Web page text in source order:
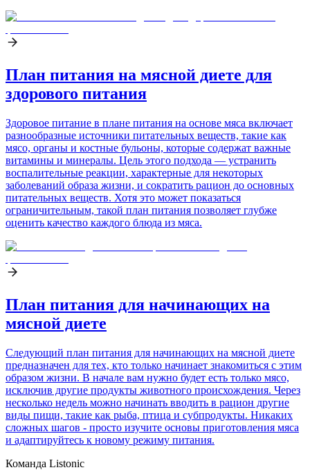
План питания на мясной диете для
здорового питания
Здоровое питание в плане питания на основе мяса включает
разнообразные источники питательных веществ, такие как
мясо, органы и костные бульоны, которые содержат важные
витамины и минералы. Цель этого подхода — устранить
воспалительные реакции, характерные для некоторых
заболеваний образа жизни, и сократить рацион до основных
питательных веществ. Хотя это может показаться
ограничительным, такой план питания позволяет глубже
оценить качество каждого блюда из мяса.
План питания для начинающих на
мясной диете
Следующий план питания для начинающих на мясной диете
предназначен для тех, кто только начинает знакомиться с этим
образом жизни. В начале вам нужно будет есть только мясо,
исключив другие продукты животного происхождения. Через
несколько недель можно начинать вводить в рацион другие
виды пищи, такие как рыба, птица и субпродукты. Никаких
сложных шагов - просто изучите основы приготовления мяса
и адаптируйтесь к новому режиму питания.
Команда Listonic